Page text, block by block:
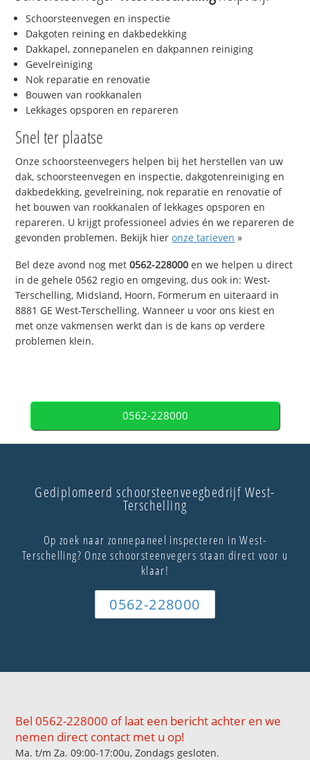
Schoorsteenvegen en inspectie
Dakgoten reining en dakbedekking
Dakkapel, zonnepanelen en dakpannen reiniging
Gevelreiniging
Nok reparatie en renovatie
Bouwen van rookkanalen
Lekkages opsporen en repareren
Snel ter plaatse
Onze schoorsteenvegers helpen bij het herstellen van uw
dak, schoorsteenvegen en inspectie, dakgotenreiniging en
dakbedekking, gevelreining, nok reparatie en renovatie of
het bouwen van rookkanalen of lekkages opsporen en
repareren. U krijgt professioneel advies én we repareren de
gevonden problemen. Bekijk hieronze tarieven »
Bel deze avond nog met0562-228000 en we helpen u direct
in de gehele 0562 regio en omgeving, dus ook in: West-
Terschelling, Midsland, Hoorn, Formerum en uiteraard in
8881 GE West-Terschelling. Wanneer u voor ons kiest en
met onze vakmensen werkt dan is de kans op verdere
problemen klein.
0562-228000
Gediplomeerd schoorsteenveegbedrijf West-
Terschelling
Op zoek naar zonnepaneel inspecteren in West-
Terschelling? Onze schoorsteenvegers staan direct voor u
klaar!
0562-228000
Bel 0562-228000 of laat een bericht achter en we
nemen direct contact met u op!
Ma. t/m Za. 09:00-17:00u, Zondags gesloten.